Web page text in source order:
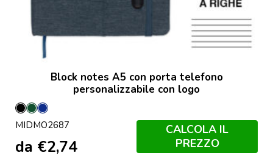
Block notes A5 con porta telefono
personalizzabile con logo
Nero
Verde
Scuro
Francese
Navy
MIDMO2687
da €2,74
CALCOLA IL
PREZZO